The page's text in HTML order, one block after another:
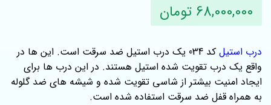
68,000,000 تومان
درب استیل
کد 034 یک درب استیل ضد سرقت است. این ها در
واقع یک درب تقویت شده استیل هستند. در این درب ها برای
ایجاد امنیت بیشتر از شاسی تقویت شده و شیشه های ضد گلوله
به همراه قفل ضد سرقت استفاده شده است.